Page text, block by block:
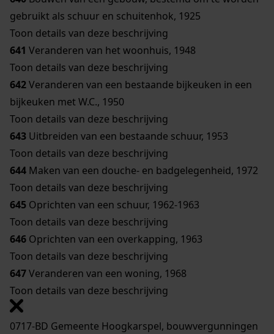
gebruikt als schuur en schuitenhok, 1925
Toon details van deze beschrijving
641 Veranderen van het woonhuis, 1948
Toon details van deze beschrijving
642Veranderen van een bestaande bijkeuken in een
bijkeuken met W.C., 1950
Toon details van deze beschrijving
643 Uitbreiden van een bestaande schuur, 1953
Toon details van deze beschrijving
644 Maken van een douche- en badgelegenheid, 1972
Toon details van deze beschrijving
645 Oprichten van een schuur, 1962-1963
Toon details van deze beschrijving
646 Oprichten van een overkapping, 1963
Toon details van deze beschrijving
647Veranderen van een woning, 1968
Toon details van deze beschrijving
0717-BD Gemeente Hoogkarspel, bouwvergunningen